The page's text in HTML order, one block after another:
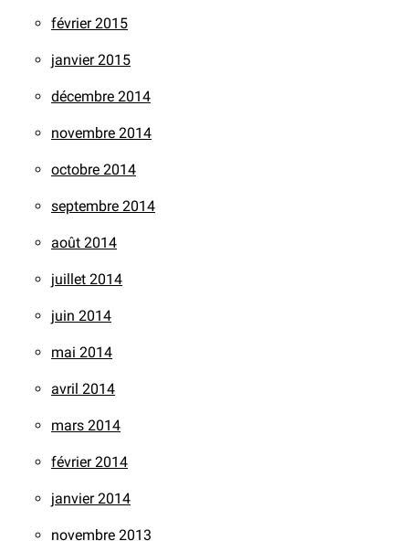
février 2015
janvier 2015
décembre 2014
novembre 2014
octobre 2014
septembre 2014
août 2014
juillet 2014
juin 2014
mai 2014
avril 2014
mars 2014
février 2014
janvier 2014
novembre 2013